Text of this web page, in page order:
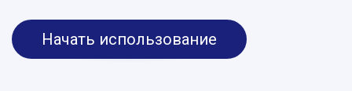
Начать использование